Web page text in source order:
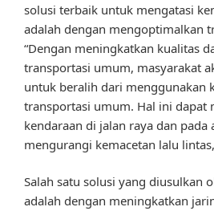
solusi terbaik untuk mengatasi
adalah dengan mengoptimalkan
“Dengan meningkatkan kualitas
transportasi umum, masyarakat
untuk beralih dari menggunakan
transportasi umum. Hal ini dapat
kendaraan di jalan raya dan pada
mengurangi kemacetan lalu
Salah satu solusi yang diusulkan
adalah dengan meningkatkan